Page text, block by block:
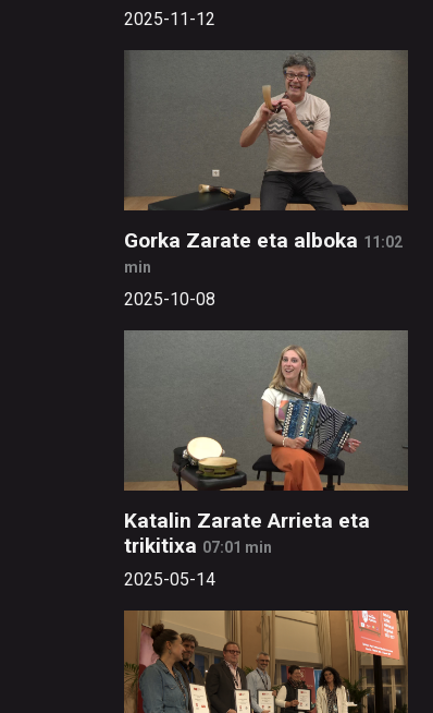
2025-11-12
Gorka Zarate eta alboka 11:02
min
2025-10-08
Katalin Zarate Arrieta eta
trikitixa 07:01 min
2025-05-14